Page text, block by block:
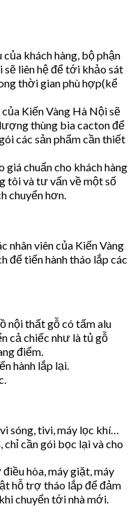
khách hàng, bộ phận
sẽ liên hệ để tới khảo sát
thời gian phù hợp(kể
Kiến Vàng Hà Nội sẽ
thùng bìa cacton để
các sản phẩm cần thiết
giá chuẩn cho khách hàng
tôi và tư vấn về một số
chuyển hơn.
nhân viên của Kiến Vàng
để tiến hành tháo lắp các
nội thất gỗ có tấm alu
cả chiếc như là tủ gỗ
điểm.
hành lắp lại.
sóng, tivi, máy lọc khí…
chỉ cần gói bọc lại và cho
hòa, máy giặt, máy
hỗ trợ tháo lắp để đảm
chuyển tới nhà mới.